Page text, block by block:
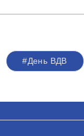
#День ВДВ